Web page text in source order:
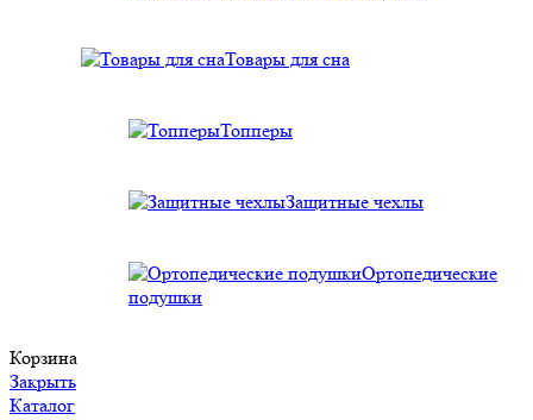
Товары для сна
Топперы
Защитные чехлы
Ортопедические
подушки
Корзина
Закрыть
Каталог